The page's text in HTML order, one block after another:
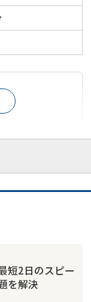
レスポンスが早い
短2日のスピー
を解決